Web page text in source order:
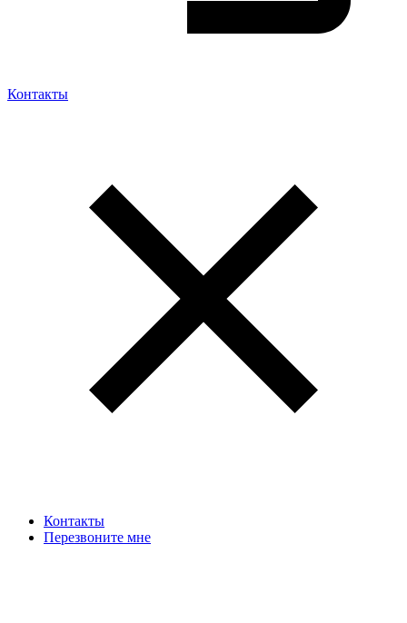
Контакты
Контакты
Перезвоните мне